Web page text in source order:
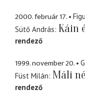
2000. február 17.
Sütő András Káin
rendező
1999. november 20.
Füst Milán Máli
rendező